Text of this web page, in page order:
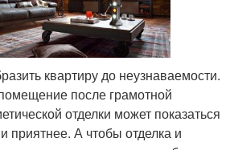
квартиру до неузнаваемости.
после грамотной
отделки может показаться
приятнее. А чтобы отделка и